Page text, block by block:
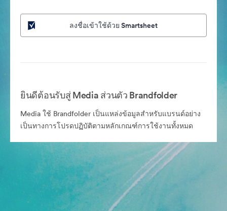
ลงชื่อเข้าใช้ด้วย Smartsheet
ยินดีต้อนรับสู่ Media ส่วนตัว Brandfolder
Media ใช้ Brandfolder เป็นแหล่งข้อมูลสำหรับแบรนด์อย่าง
เป็นทางการโปรดปฏิบัติตามหลักเกณฑ์การใช้งานทั้งหมด